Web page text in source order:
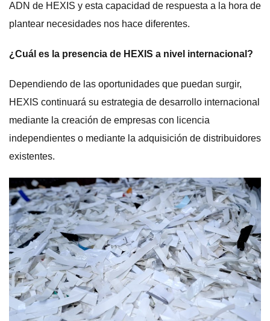
ADN de HEXIS y esta capacidad de respuesta a la hora de
plantear necesidades nos hace diferentes.
¿Cuál es la presencia de HEXIS a nivel internacional?
Dependiendo de las oportunidades que puedan surgir,
HEXIS continuará su estrategia de desarrollo internacional
mediante la creación de empresas con licencia
independientes o mediante la adquisición de distribuidores
existentes.